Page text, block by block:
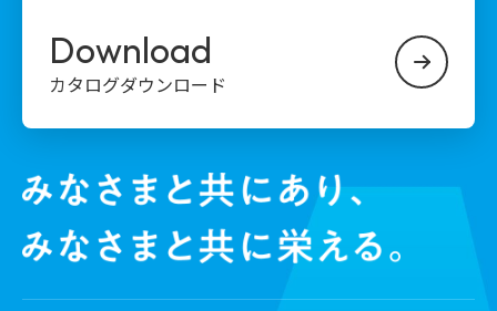
Download
カタログダウンロード